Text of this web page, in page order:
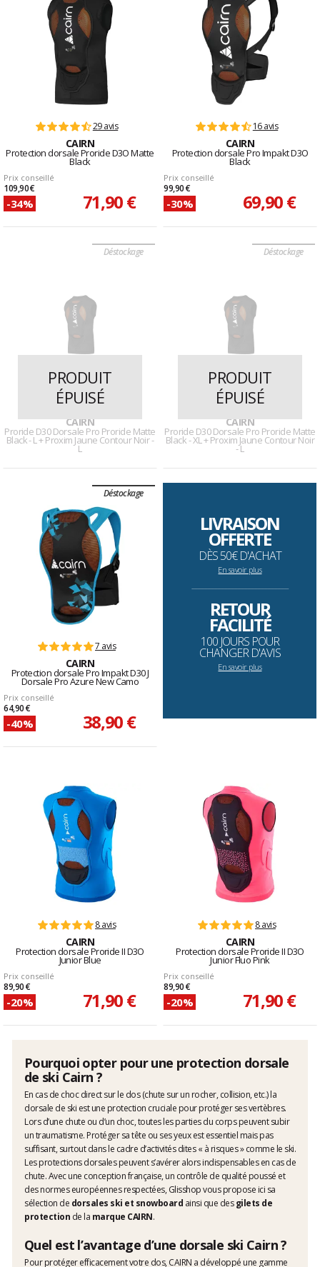
29 avis
CAIRN
Protection dorsale Proride D3O Matte
Black
Prix conseillé
109,90 €
-34% 71,90 €
16 avis
CAIRN
Protection dorsale Pro Impakt D3O
Black
Prix conseillé
99,90 €
-30% 69,90 €
Déstockage
29 avis
CAIRN
Proride D30 Dorsale Pro Proride Matte
Black - L + Proxim Jaune Contour Noir -
L
PRODUIT
ÉPUISÉ
Déstockage
29 avis
CAIRN
Proride D30 Dorsale Pro Proride Matte
Black - XL + Proxim Jaune Contour Noir
- L
PRODUIT
ÉPUISÉ
Déstockage
7 avis
CAIRN
Protection dorsale Pro Impakt D30 J
Dorsale Pro Azure New Camo
Prix conseillé
64,90 €
-40% 38,90 €
LIVRAISON
OFFERTE
DÈS 50€ D'ACHAT
En savoir plus
--------------------------------------------------------------------
RETOUR
FACILITÉ
100 JOURS POUR
CHANGER D'AVIS
En savoir plus
8 avis
CAIRN
Protection dorsale Proride II D3O
Junior Blue
Prix conseillé
89,90 €
-20% 71,90 €
8 avis
CAIRN
Protection dorsale Proride II D3O
Junior Fluo Pink
Prix conseillé
89,90 €
-20% 71,90 €
Pourquoi opter pour une protection dorsale
de ski Cairn ?
En cas de choc direct sur le dos (chute sur un rocher, collision, etc.) la
dorsale de ski est une protection cruciale pour protéger ses vertèbres.
Lors d’une chute ou d’un choc, toutes les parties du corps peuvent subir
un traumatisme. Protéger sa tête ou ses yeux est essentiel mais pas
suffisant, surtout dans le cadre d’activités dites « à risques » comme le ski.
Les protections dorsales peuvent s’avérer alors indispensables en cas de
chute. Avec une conception française, un contrôle de qualité poussé et
des normes européennes respectées, Glisshop vous propose ici sa
sélection de dorsales ski et snowboard ainsi que desgilets de
protection de la marque CAIRN.
Quel est l’avantage d’une dorsale ski Cairn ?
Pour protéger efficacement votre dos, CAIRN a développé une gamme